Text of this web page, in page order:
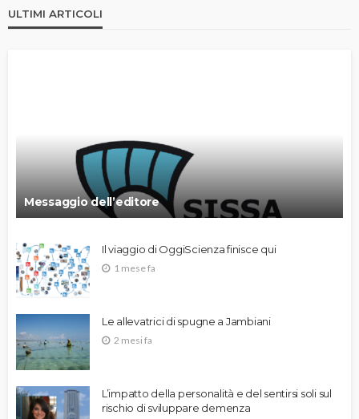
ULTIMI ARTICOLI
Messaggio dell’editore
Il viaggio di OggiScienza finisce qui
1 mese fa
Le allevatrici di spugne a Jambiani
2 mesi fa
L’impatto della personalità e del sentirsi soli sul
rischio di sviluppare demenza